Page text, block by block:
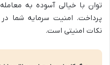
توان با خیالی آسوده به
پرداخت. امنیت سرمایه شما
نکات امنیتی است.